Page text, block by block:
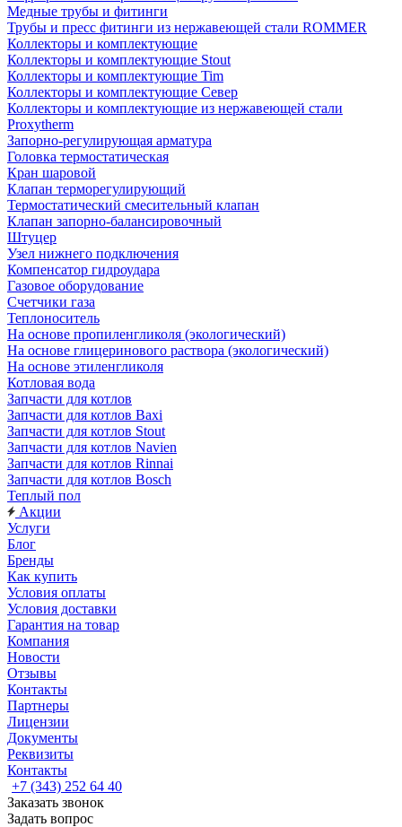
Медные трубы и фитинги
Трубы и пресс фитинги из нержавеющей стали ROMMER
Коллекторы и комплектующие
Коллекторы и комплектующие Stout
Коллекторы и комплектующие Tim
Коллекторы и комплектующие Север
Коллекторы и комплектующие из нержавеющей стали
Proxytherm
Запорно-регулирующая арматура
Головка термостатическая
Кран шаровой
Клапан терморегулирующий
Термостатический смесительный клапан
Клапан запорно-балансировочный
Штуцер
Узел нижнего подключения
Компенсатор гидроудара
Газовое оборудование
Счетчики газа
Теплоноситель
На основе пропиленгликоля (экологический)
На основе глицеринового раствора (экологический)
На основе этиленгликоля
Котловая вода
Запчасти для котлов
Запчасти для котлов Baxi
Запчасти для котлов Stout
Запчасти для котлов Navien
Запчасти для котлов Rinnai
Запчасти для котлов Bosch
Теплый пол
Акции
Услуги
Блог
Бренды
Как купить
Условия оплаты
Условия доставки
Гарантия на товар
Компания
Новости
Отзывы
Контакты
Партнеры
Лицензии
Документы
Реквизиты
Контакты
+7 (343) 252 64 40
Заказать звонок
Задать вопрос